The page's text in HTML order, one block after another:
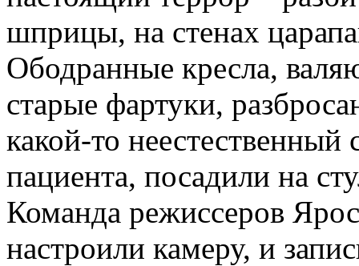
шприцы, на стенах
Ободранные кресла,
старые фартуки,
какой-то
пациента, посадили на
Команда режиссеров
настроили камеру, и